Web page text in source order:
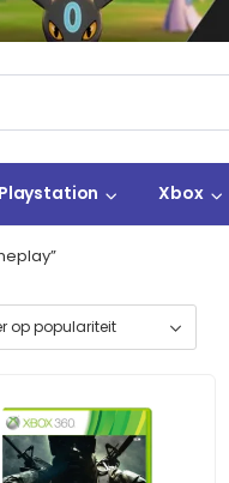
Playstation Xbox